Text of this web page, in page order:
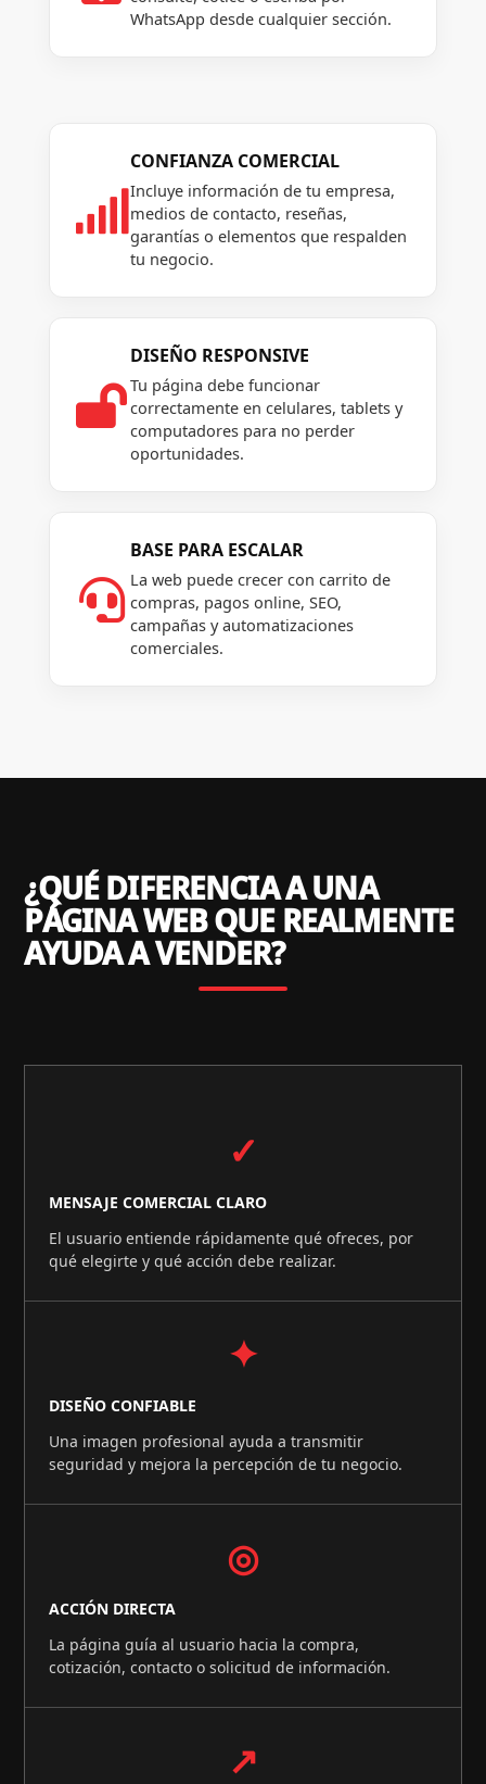
WhatsApp desde cualquier sección.

CONFIANZA COMERCIAL
Incluye información de tu empresa,
medios de contacto, reseñas,
garantías o elementos que respalden
tu negocio.

DISEÑO RESPONSIVE
Tu página debe funcionar
correctamente en celulares, tablets y
computadores para no perder
oportunidades.

BASE PARA ESCALAR
La web puede crecer con carrito de
compras, pagos online, SEO,
campañas y automatizaciones
comerciales.
¿QUÉ DIFERENCIA A UNA
PÁGINA WEB QUE REALMENTE
AYUDA A VENDER?
✓
MENSAJE COMERCIAL CLARO
El usuario entiende rápidamente qué ofreces, por
qué elegirte y qué acción debe realizar.
✦
DISEÑO CONFIABLE
Una imagen profesional ayuda a transmitir
seguridad y mejora la percepción de tu negocio.
◎
ACCIÓN DIRECTA
La página guía al usuario hacia la compra,
cotización, contacto o solicitud de información.
↗